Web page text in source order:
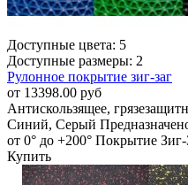
Доступные цвета: 5
Доступные размеры: 2
Рулонное покрытие зиг-заг
от 13398.00 руб
Антискользящее,
Синий, Серый
от 0° до +200° Покрытие
Купить